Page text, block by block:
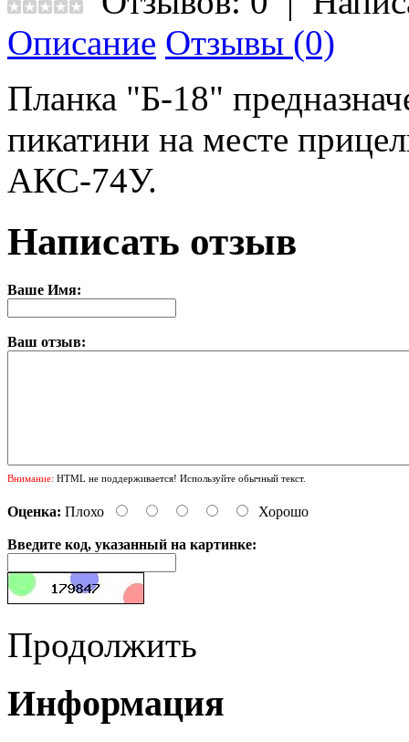
Описание Отзывы (0)
Планка "Б-18"
пикатини на месте
АКС-74У.
Написать отзыв
Ваше Имя:
Ваш отзыв:
Внимание: HTML не поддерживается! Используйте обычный текст.
Оценка: Плохо Хорошо
Введите код, указанный на картинке:
Продолжить
Информация